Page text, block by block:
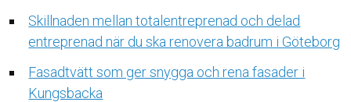
Skillnaden mellan totalentreprenad och delad
entreprenad när du ska renovera badrum i Göteborg
Fasadtvätt som ger snygga och rena fasader i
Kungsbacka